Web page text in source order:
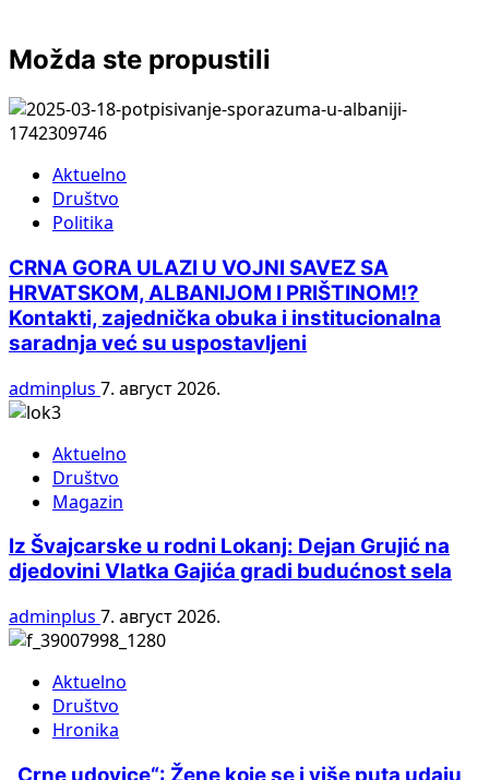
Možda ste propustili
Aktuelno
Društvo
Politika
CRNA GORA ULAZI U VOJNI SAVEZ SA
HRVATSKOM, ALBANIJOM I PRIŠTINOM!?
Kontakti, zajednička obuka i institucionalna
saradnja već su uspostavljeni
adminplus 7. август 2026.
Aktuelno
Društvo
Magazin
Iz Švajcarske u rodni Lokanj: Dejan Grujić na
djedovini Vlatka Gajića gradi budućnost sela
adminplus 7. август 2026.
Aktuelno
Društvo
Hronika
„Crne udovice“: Žene koje se i više puta udaju